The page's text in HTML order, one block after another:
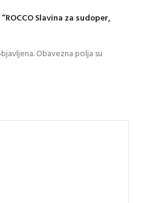
Slavina za sudoper,
Obavezna polja su